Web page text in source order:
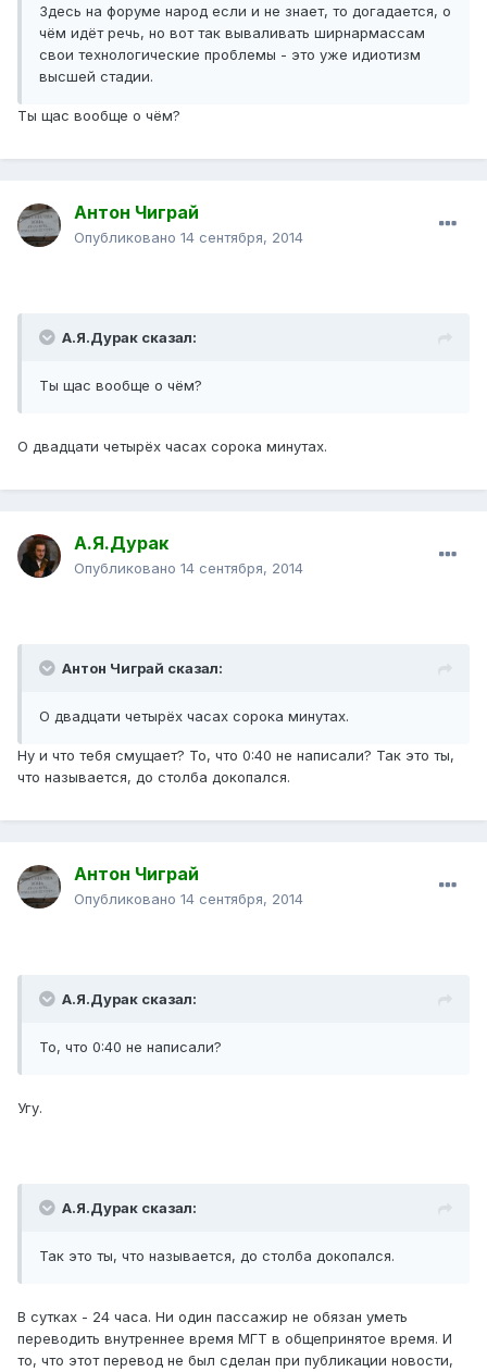
Здесь на форуме народ если и не знает, то догадается, о
чём идёт речь, но вот так вываливать ширнармассам
свои технологические проблемы - это уже идиотизм
высшей стадии.
Ты щас вообще о чём?
Антон Чиграй
Опубликовано 14 сентября, 2014
А.Я.Дурак сказал:
Ты щас вообще о чём?
О двадцати четырёх часах сорока минутах.
А.Я.Дурак
Опубликовано 14 сентября, 2014
Антон Чиграй сказал:
О двадцати четырёх часах сорока минутах.
Ну и что тебя смущает? То, что 0:40 не написали? Так это ты,
что называется, до столба докопался.
Антон Чиграй
Опубликовано 14 сентября, 2014
А.Я.Дурак сказал:
То, что 0:40 не написали?
Угу.
А.Я.Дурак сказал:
Так это ты, что называется, до столба докопался.
В сутках - 24 часа. Ни один пассажир не обязан уметь
переводить внутреннее время МГТ в общепринятое время. И
то, что этот перевод не был сделан при публикации новости,